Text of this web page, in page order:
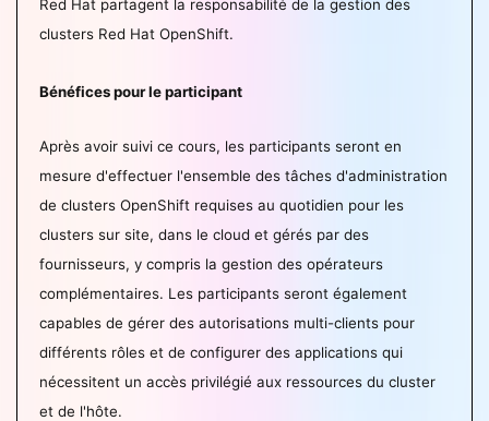
Red Hat partagent la responsabilité de la gestion des
clusters Red Hat OpenShift.
Bénéfices pour le participant
Après avoir suivi ce cours, les participants seront en
mesure d'effectuer l'ensemble des tâches d'administration
de clusters OpenShift requises au quotidien pour les
clusters sur site, dans le cloud et gérés par des
fournisseurs, y compris la gestion des opérateurs
complémentaires. Les participants seront également
capables de gérer des autorisations multi-clients pour
différents rôles et de configurer des applications qui
nécessitent un accès privilégié aux ressources du cluster
et de l'hôte.